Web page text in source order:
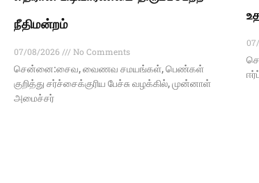
நீதிமன்றம்
07/08/2026
No Comments
சென்னை:சைவ, வைணவ சமயங்கள், பெண்கள்
குறித்து சர்ச்சைக்குரிய பேச்சு வழக்கில், முன்னாள்
அமைச்சர்